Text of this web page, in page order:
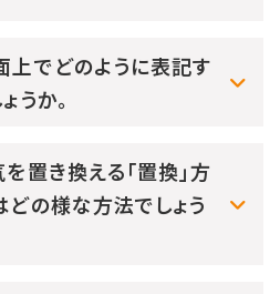
でどのように表記す
うか。
置き換える「置換」方
の様な方法でしょう